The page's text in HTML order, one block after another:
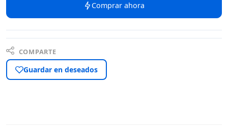
Comprar ahora
COMPARTE
Guardar en deseados